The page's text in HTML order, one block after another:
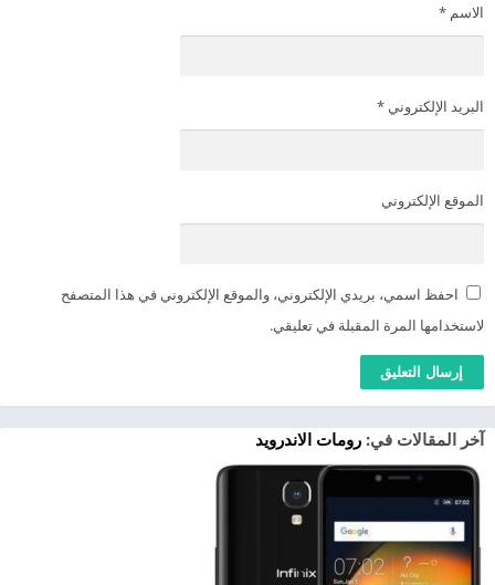
الاسم *
البريد الإلكتروني *
الموقع الإلكتروني
احفظ اسمي، بريدي الإلكتروني، والموقع الإلكتروني في هذا المتصفح
لاستخدامها المرة المقبلة في تعليقي.
آخر المقالات في: رومات الاندرويد